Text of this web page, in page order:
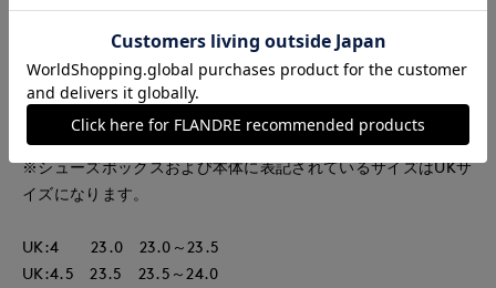
ルに機能性クッションを採用しているため長時間歩いても疲れ
にくい仕様になっています。シーズンやトレンドに左右され
ず、長く愛用できるのも魅力です。フィット感を高め衝撃を吸
収し、抗菌・防臭・通気性に優れたOrtholiteをインソールに採
用。
※シューズボックスおよび本体に表記されているサイズはUKサ
イズになります。
UK:4 23.0 23.0～23.5
UK:4.5 23.5 23.5～24.0